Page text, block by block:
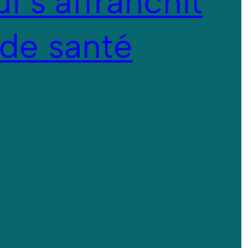
santé